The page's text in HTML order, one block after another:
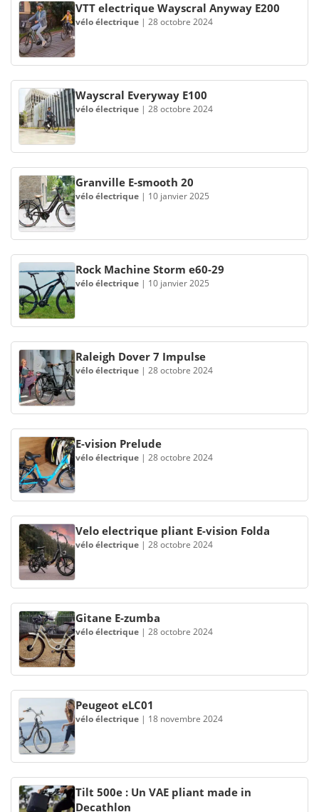
VTT electrique Wayscral Anyway E200
vélo électrique | 28 octobre 2024
Wayscral Everyway E100
vélo électrique | 28 octobre 2024
Granville E-smooth 20
vélo électrique | 10 janvier 2025
Rock Machine Storm e60-29
vélo électrique | 10 janvier 2025
Raleigh Dover 7 Impulse
vélo électrique | 28 octobre 2024
E-vision Prelude
vélo électrique | 28 octobre 2024
Velo electrique pliant E-vision Folda
vélo électrique | 28 octobre 2024
Gitane E-zumba
vélo électrique | 28 octobre 2024
Peugeot eLC01
vélo électrique | 18 novembre 2024
Tilt 500e : Un VAE pliant made in
Decathlon